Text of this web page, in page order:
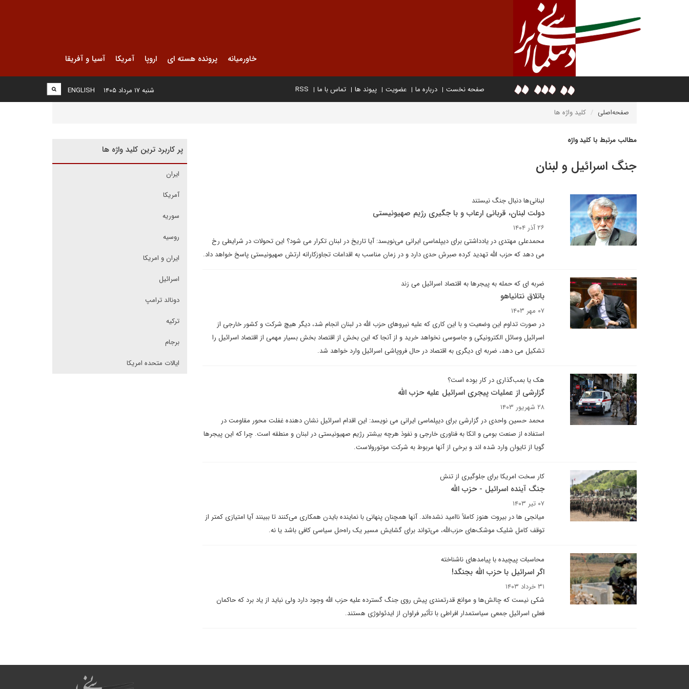
خاورمیانه پرونده هسته ای اروپا آمریکا آسیا و آفریقا
صفحه نخست درباره ما عضویت پیوند ها تماس با ما RSS
ENGLISH شنبه ۱۷ مرداد ۱۴۰۵
صفحه‌اصلی کلید واژه ها
مطالب مرتبط با کلید واژه
جنگ اسرائیل و لبنان
لبنانی‌ها دنبال جنگ نیستند
دولت لبنان، قربانی ارعاب و با جگیری رژیم صهیونیستی
۲۶ آذر ۱۴۰۴
محمدعلی مهتدی در یادداشتی برای دیپلماسی ایرانی می‌نویسد: آیا تاریخ در لبنان تکرار می شود؟ این تحولات در شرایطی رخ
می دهد که حزب الله تهدید کرده صبرش حدی دارد و در زمان مناسب به اقدامات تجاوزکارانه ارتش صهیونیستی پاسخ خواهد داد.
ضربه ای که حمله به پیجرها به اقتصاد اسرائیل می زند
باتلاق نتانیاهو
۰۷ مهر ۱۴۰۳
در صورت تداوم این وضعیت و با این کاری که علیه نیروهای حزب الله در لبنان انجام شد، دیگر هیچ شرکت و کشور خارجی از
اسرائیل وسائل الکترونیکی و جاسوسی نخواهد خرید و از آنجا که این بخش از اقتصاد بخش بسیار مهمی از اقتصاد اسرائیل را
تشکیل می دهد، ضربه ای دیگری به اقتصاد در حال فروپاشی اسرائیل وارد خواهد شد.
هک یا بمب‌گذاری در کار بوده است؟
گزارشی از عملیات پیجری اسرائیل علیه حزب الله
۲۸ شهریور ۱۴۰۳
محمد حسین واحدی در گزارشی برای دیپلماسی ایرانی می نویسد: این اقدام اسرائیل نشان دهنده غفلت محور مقاومت در
استفاده از صنعت بومی و اتکا به فناوری خارجی و نفوذ هرچه بیشتر رژیم صهیونیستی در لبنان و منطقه است. چرا که این پیجرها
گویا از تایوان وارد شده اند و برخی از آنها مربوط به شرکت موتورولاست.
کار سخت امریکا برای جلوگیری از تنش
جنگ آینده اسرائیل - حزب الله
۰۷ تیر ۱۴۰۳
میانجی ها در بیروت هنوز کاملاً ناامید نشده‌اند. آنها همچنان پنهانی با نماینده بایدن همکاری می‌کنند تا ببینند آیا امتیازی کمتر از
توقف کامل شلیک موشک‌های حزب‌الله، می‌تواند برای گشایش مسیر یک راه‌حل سیاسی کافی باشد یا نه.
محاسبات پیچیده با پیامدهای ناشناخته
اگر اسرائیل با حزب الله بجنگد!
۳۱ خرداد ۱۴۰۳
شکی نیست که چالش‌ها و موانع قدرتمندی پیش روی جنگ گسترده علیه حزب الله وجود دارد ولی نباید از یاد برد که حاکمان
فعلی اسرائیل جمعی سیاستمدار افراطی‌ با تأثیر فراوان از ایدئولوژی هستند.
پر کاربرد ترین کلید واژه ها
ایران
آمریکا
سوریه
روسیه
ایران و امریکا
اسرائیل
دونالد ترامپ
ترکیه
برجام
ایالات متحده امریکا